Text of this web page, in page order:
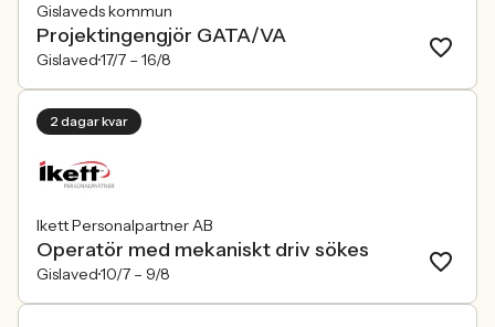
Gislaveds kommun
Projektingengjör GATA/VA
Gislaved17/7 – 16/8
2 dagar kvar
Ikett Personalpartner AB
Operatör med mekaniskt driv sökes
Gislaved10/7 – 9/8